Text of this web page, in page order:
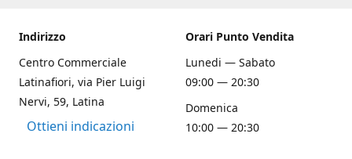
Indirizzo
Centro Commerciale
Latinafiori, via Pier Luigi
Nervi, 59, Latina
Ottieni indicazioni
Orari Punto Vendita
Lunedi — Sabato
09:00 — 20:30
Domenica
10:00 — 20:30